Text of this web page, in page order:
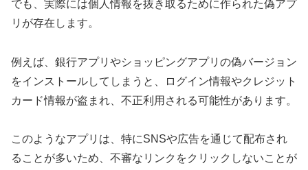
でも、実際には個人情報を抜き取るために作られた偽アプ
リが存在します。
例えば、銀行アプリやショッピングアプリの偽バージョン
をインストールしてしまうと、ログイン情報やクレジット
カード情報が盗まれ、不正利用される可能性があります。
このようなアプリは、特にSNSや広告を通じて配布され
ることが多いため、不審なリンクをクリックしないことが